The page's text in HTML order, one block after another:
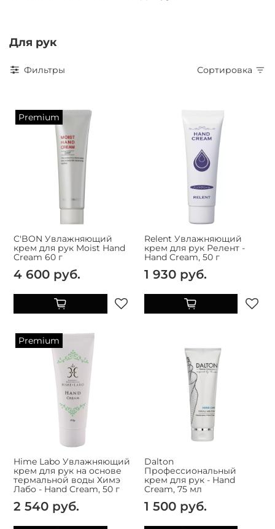
Для рук
Фильтры Сортировка
Premium
C'BON Увлажняющий
крем для рук Moist Hand
Cream 60 г
4 600 руб.
Relent Увлажняющий
крем для рук Релент -
Hand Cream, 50 г
1 930 руб.
Premium
Hime Labo Увлажняющий
крем для рук на основе
термальной воды Химэ
Лабо - Hand Cream, 50 г
2 540 руб.
Dalton
Профессиональный
крем для рук - Hand
Cream, 75 мл
1 500 руб.